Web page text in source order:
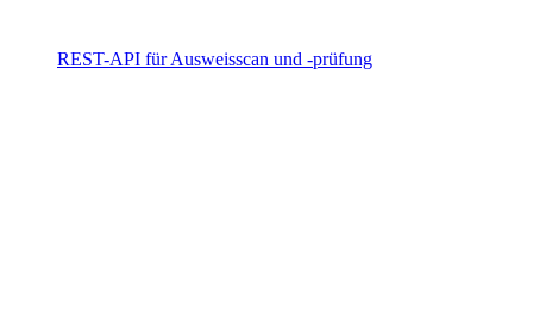
REST-API für Ausweisscan und -prüfung